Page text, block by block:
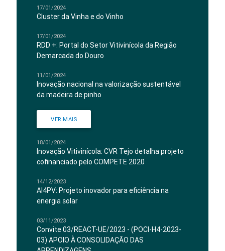
17/01/2024
Cluster da Vinha e do Vinho
17/01/2024
RDD +: Portal do Setor Vitivinícola da Região
Demarcada do Douro
11/01/2024
Inovação nacional na valorização sustentável
da madeira de pinho
VER MAIS
18/01/2024
Inovação Vitivinícola: CVR Tejo detalha projeto
cofinanciado pelo COMPETE 2020
14/12/2023
AI4PV: Projeto inovador para eficiência na
energia solar
03/11/2023
Convite 03/REACT-UE/2023 - (POCI-H4-2023-
03) APOIO À CONSOLIDAÇÃO DAS